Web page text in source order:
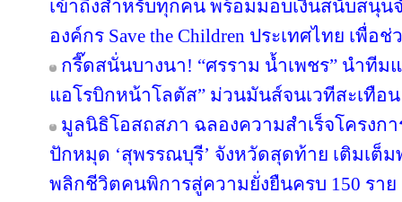
เข้าถึงสำหรับทุกคน พร้อมมอบเงินสนับสนุน
องค์กร Save the Children ประเทศไทย เพื่อ
กรี๊ดสนั่นบางนา! “ศรราม น้ำเพชร” นำทีม
แอโรบิกหน้าโลตัส” ม่วนมันส์จนเวทีสะเทือน
มูลนิธิโอสถสภา ฉลองความสำเร็จโครงก
ปักหมุด ‘สุพรรณบุรี’ จังหวัดสุดท้าย เติมเต็
พลิกชีวิตคนพิการสู่ความยั่งยืนครบ 150 ราย